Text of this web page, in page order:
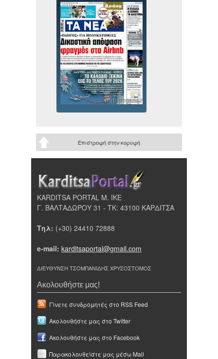
Επιστροφή στην κορυφή
KARDITSA PORTAL Μ. ΙΚΕ
Γ. ΒΑΛΤΑΔΩΡΟΥ 31 - ΤΚ: 43100 ΚΑΡΔΙΤΣΑ
Τηλ: (+30) 24410 72888
e-mail: karditsaportal@gmail.com
ΔΙΕΥΘΥΝΣΗ ΤΣΟΜΠΑΝΙΔΗΣ ΧΡΥΣΟΣΤΟΜΟΣ
Ακολουθήστε μας!
Γίνετε συνδρομητές στο RSS Feed
Ακολουθήστε μας στο Twitter
Ακολουθήστε μας στο Facebook
Παρακολουθείστε μας μέσω Mail